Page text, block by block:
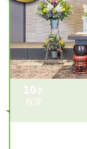
10名
程度